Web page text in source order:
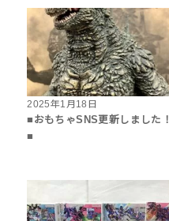
2025年1月18日
■おもちゃSNS更新しました！
■